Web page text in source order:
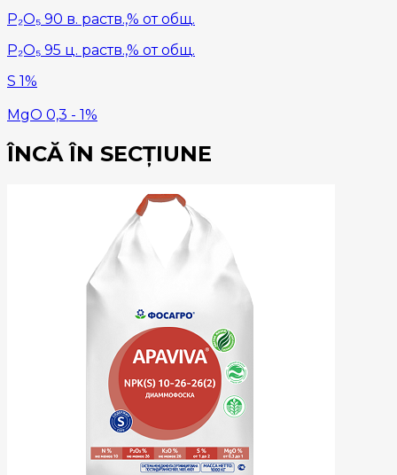
P₂O₅ 90 в. раств.,% от общ.
P₂O₅ 95 ц. раств.,% от общ.
S 1%
MgO 0,3 - 1%
ÎNCĂ ÎN SECȚIUNE